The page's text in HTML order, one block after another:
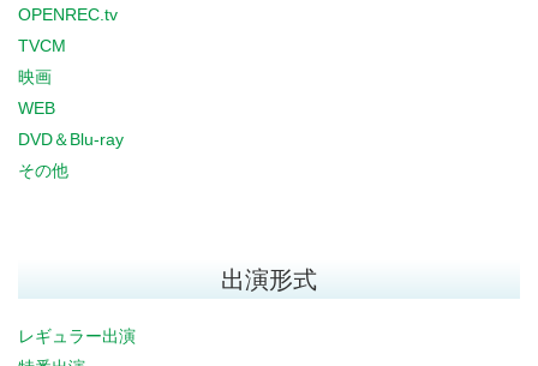
OPENREC.tv
TVCM
映画
WEB
DVD＆Blu-ray
その他
出演形式
レギュラー出演